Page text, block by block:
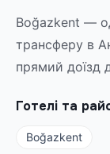
Boğazkent —
трансферу в
прямий доїзд
Готелі та
Boğazkent